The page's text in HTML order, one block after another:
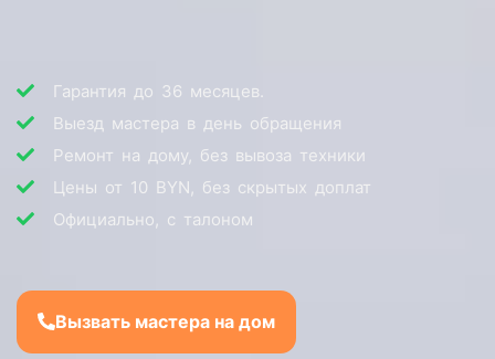
Гарантия до 36 месяцев.
Выезд мастера в день обращения
Ремонт на дому, без вывоза техники
Цены от 10 BYN, без скрытых доплат
Официально, с талоном
Вызвать мастера на дом